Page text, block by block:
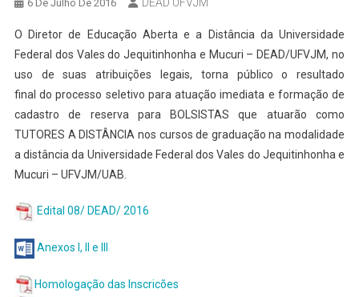
6 De Julho De 2016
O Diretor de Educação Aberta e a Distância da Universidade
Federal dos Vales do Jequitinhonha e Mucuri – DEAD/UFVJM, no
uso de suas atribuições legais, torna público o resultado
final do processo seletivo para atuação imediata e formação de
cadastro de reserva para BOLSISTAS que atuarão como
TUTORES A DISTÂNCIA nos cursos de graduação na modalidade
a distância da Universidade Federal dos Vales do Jequitinhonha e
Mucuri – UFVJM/UAB.
Edital 08/ DEAD/ 2016
Anexos I, II e III
Homologação das Inscricões